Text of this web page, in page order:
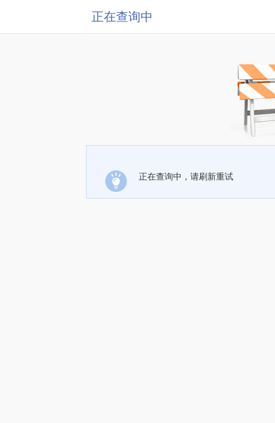
正在查询中
正在查询中，请刷新重试